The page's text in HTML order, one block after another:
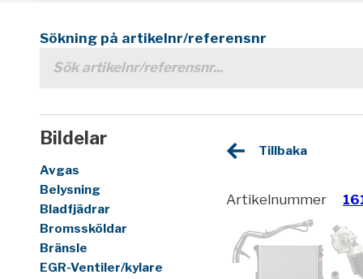
Sökning på artikelnr/referensnr
Bildelar
Avgas
Belysning
Bladfjädrar
Bromssköldar
Bränsle
EGR-Ventiler/kylare
Tillbaka
Artikelnummer